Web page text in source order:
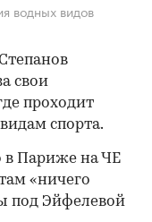
водных видов
свои
проходит
спорта.
в Париже на ЧЕ
«ничего
под Эйфелевой